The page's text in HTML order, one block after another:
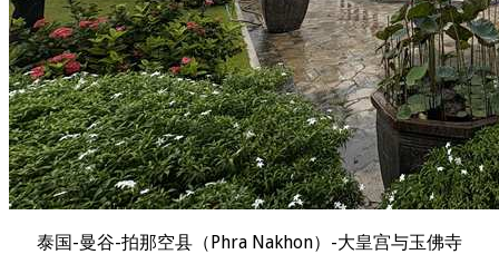
泰国-曼谷-拍那空县（Phra Nakhon）-大皇宫与玉佛寺